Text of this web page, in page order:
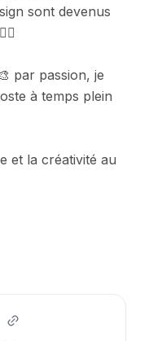
sont devenus
par passion, je
à temps plein
et la créativité au